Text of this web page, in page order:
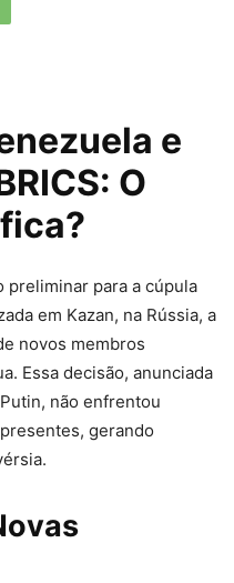
e
O
preliminar para a cúpula
em Kazan, na Rússia, a
novos membros
Essa decisão, anunciada
não enfrentou
gerando